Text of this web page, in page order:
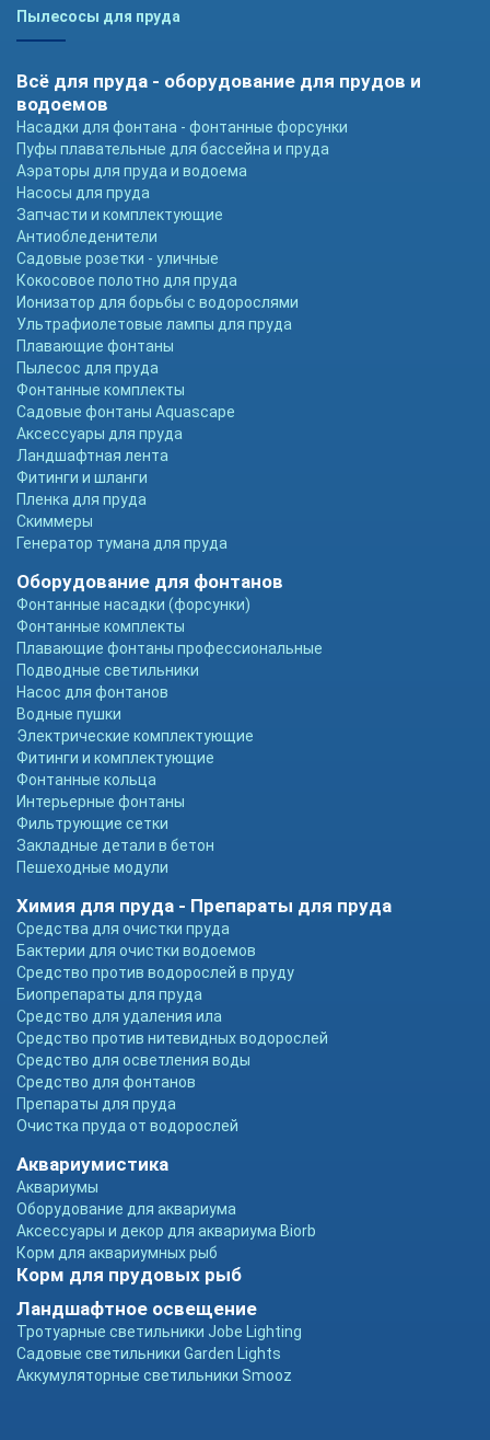
Пылесосы для пруда
Всё для пруда - оборудование для прудов и
водоемов
Насадки для фонтана - фонтанные форсунки
Пуфы плавательные для бассейна и пруда
Аэраторы для пруда и водоема
Насосы для пруда
Запчасти и комплектующие
Антиобледенители
Садовые розетки - уличные
Кокосовое полотно для пруда
Ионизатор для борьбы с водорослями
Ультрафиолетовые лампы для пруда
Плавающие фонтаны
Пылесос для пруда
Фонтанные комплекты
Садовые фонтаны Aquascape
Аксессуары для пруда
Ландшафтная лента
Фитинги и шланги
Пленка для пруда
Скиммеры
Генератор тумана для пруда
Оборудование для фонтанов
Фонтанные насадки (форсунки)
Фонтанные комплекты
Плавающие фонтаны профессиональные
Подводные светильники
Насос для фонтанов
Водные пушки
Электрические комплектующие
Фитинги и комплектующие
Фонтанные кольца
Интерьерные фонтаны
Фильтрующие сетки
Закладные детали в бетон
Пешеходные модули
Химия для пруда - Препараты для пруда
Средства для очистки пруда
Бактерии для очистки водоемов
Средство против водорослей в пруду
Биопрепараты для пруда
Средство для удаления ила
Средство против нитевидных водорослей
Средство для осветления воды
Средство для фонтанов
Препараты для пруда
Очистка пруда от водорослей
Аквариумистика
Аквариумы
Оборудование для аквариума
Аксессуары и декор для аквариума Biorb
Корм для аквариумных рыб
Корм для прудовых рыб
Ландшафтное освещение
Тротуарные светильники Jobe Lighting
Садовые светильники Garden Lights
Аккумуляторные светильники Smooz